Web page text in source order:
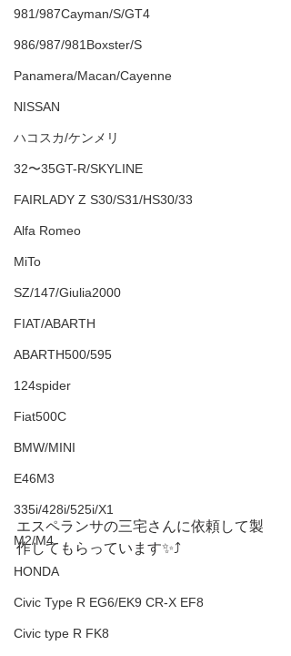
981/987Cayman/S/GT4
986/987/981Boxster/S
Panamera/Macan/Cayenne
NISSAN
ハコスカ/ケンメリ
32〜35GT-R/SKYLINE
FAIRLADY Z S30/S31/HS30/33
Alfa Romeo
MiTo
SZ/147/Giulia2000
FIAT/ABARTH
ABARTH500/595
124spider
Fiat500C
BMW/MINI
E46M3
335i/428i/525i/X1
M2/M4
HONDA
Civic Type R EG6/EK9 CR-X EF8
Civic type R FK8
エスペランサの三宅さんに依頼して製
作してもらっています✨⤴